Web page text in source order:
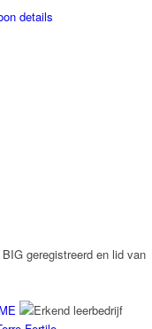
details
geregistreerd en lid van